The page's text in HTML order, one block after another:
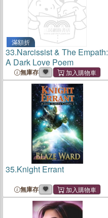
滿額折
33.Narcissist & The Empath:
A Dark Love Poem
無庫存
35.Knight Errant
無庫存